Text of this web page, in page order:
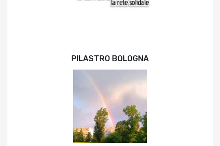
PILASTRO BOLOGNA